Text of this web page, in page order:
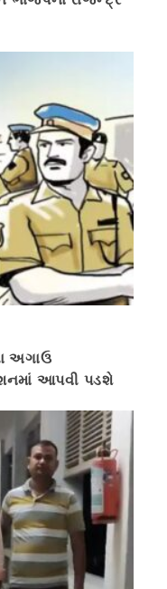
અગાઉ
આપવી પડશે